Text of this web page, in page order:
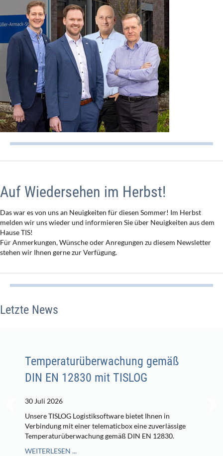
Auf Wiedersehen im Herbst!
Das war es von uns an Neuigkeiten für diesen Sommer! Im Herbst
melden wir uns wieder und informieren Sie über Neuigkeiten aus dem
Hause TIS!
Für Anmerkungen, Wünsche oder Anregungen zu diesem Newsletter
stehen wir Ihnen gerne zur Verfügung.
Letzte News
Temperaturüberwachung gemäß
DIN EN 12830 mit TISLOG
30 Juli 2026
Unsere TISLOG Logistiksoftware bietet Ihnen in
Verbindung mit einer telematicbox eine zuverlässige
Temperaturüberwachung gemäß DIN EN 12830.
WEITERLESEN ...